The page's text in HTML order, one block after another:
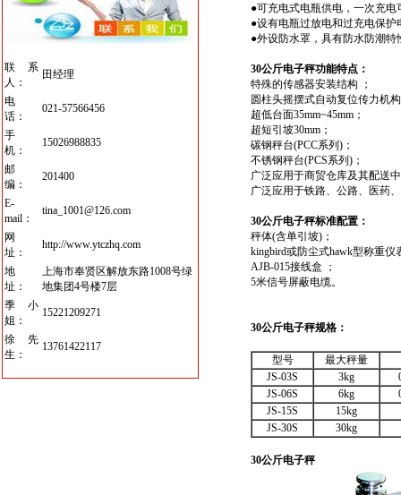
联系
人：
田经理
电
话：
021-57566456
手
机：
15026988835
邮
编：
201400
E-
mail：
tina_1001@126.com
网
址：
http://www.ytczhq.com
地
址：
上海市奉贤区解放东路1008号绿
地集团4号楼7层
季小
姐：
15221209271
徐先
生：
13761422117
●可充电式电瓶供电，一次充电
●设有电瓶过放电和过充电保护
●外设防水罩，具有防水防潮特
30公斤电子秤功能特点：
特殊的传感器安装结构 ；
圆柱头摇摆式自动复位传力机
超低台面35mm~45mm；
超短引坡30mm；
碳钢秤台(PCC系列)；
不锈钢秤台(PCS系列)；
广泛应用于商贸仓库及其配送
广泛应用于铁路、公路、医药
30公斤电子秤标准配置：
秤体(含单引坡)；
kingbird或防尘式hawk型称重仪
AJB-015接线盒 ；
5米信号屏蔽电缆。
30公斤电子秤规格：
型号
最大秤量
JS-03S
3kg
JS-06S
6kg
JS-15S
15kg
JS-30S
30kg
30公斤电子秤